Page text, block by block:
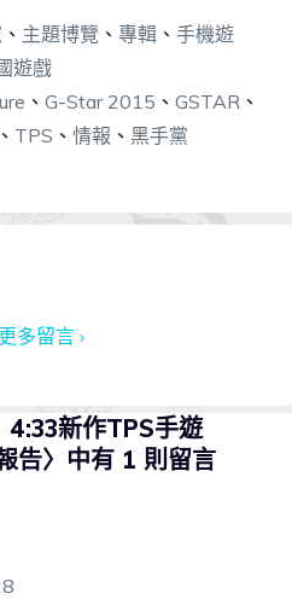
、 主題博覽 、 專輯、 手機遊
遊戲
、 G-Star 2015 、 GSTAR、
、 TPS 、 情報 、 黑手黨
多留言 ›
新作TPS手遊
告〉中有 1 則留言